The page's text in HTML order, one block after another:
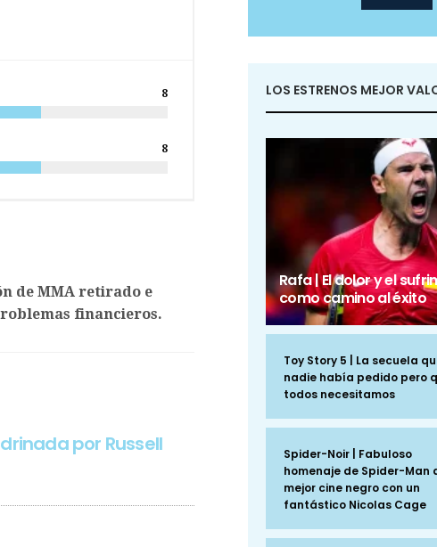
8
8
de MMA retirado e
financieros.
por Russell
LOS ESTRENOS MEJOR
Rafa | El dolor y el
como camino al éxito
Toy Story 5 | La secuela
nadie había pedido pero
todos necesitamos
Spider-Noir | Fabuloso
homenaje de Spider-Man
mejor cine negro con un
fantástico Nicolas Cage